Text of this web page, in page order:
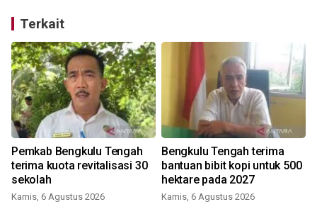
Terkait
Pemkab Bengkulu Tengah
terima kuota revitalisasi 30
sekolah
Kamis, 6 Agustus 2026
Bengkulu Tengah terima
bantuan bibit kopi untuk 500
hektare pada 2027
Kamis, 6 Agustus 2026